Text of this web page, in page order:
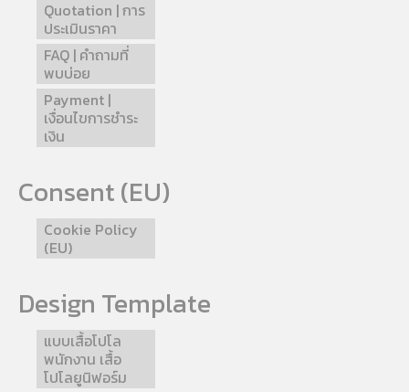
Quotation | การ
ประเมินราคา
FAQ | คำถามที่
พบบ่อย
Payment |
เงื่อนไขการชำระ
เงิน
Consent (EU)
Cookie Policy
(EU)
Design Template
แบบเสื้อโปโล
พนักงาน เสื้อ
โปโลยูนิฟอร์ม